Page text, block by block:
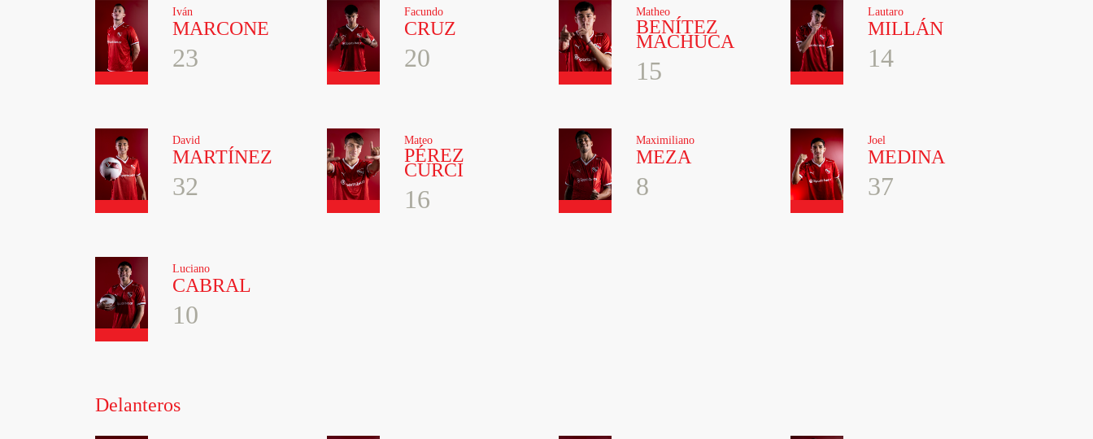
Iván
MARCONE
23
Facundo
CRUZ
20
Matheo
BENÍTEZ
MACHUCA
15
Lautaro
MILLÁN
14
David
MARTÍNEZ
32
Mateo
PÉREZ
CURCI
16
Maximiliano
MEZA
8
Joel
MEDINA
37
Luciano
CABRAL
10
Delanteros